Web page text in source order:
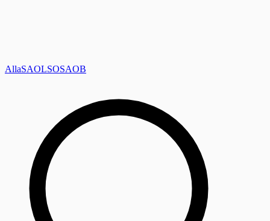
AllaSAOLSOSAOB